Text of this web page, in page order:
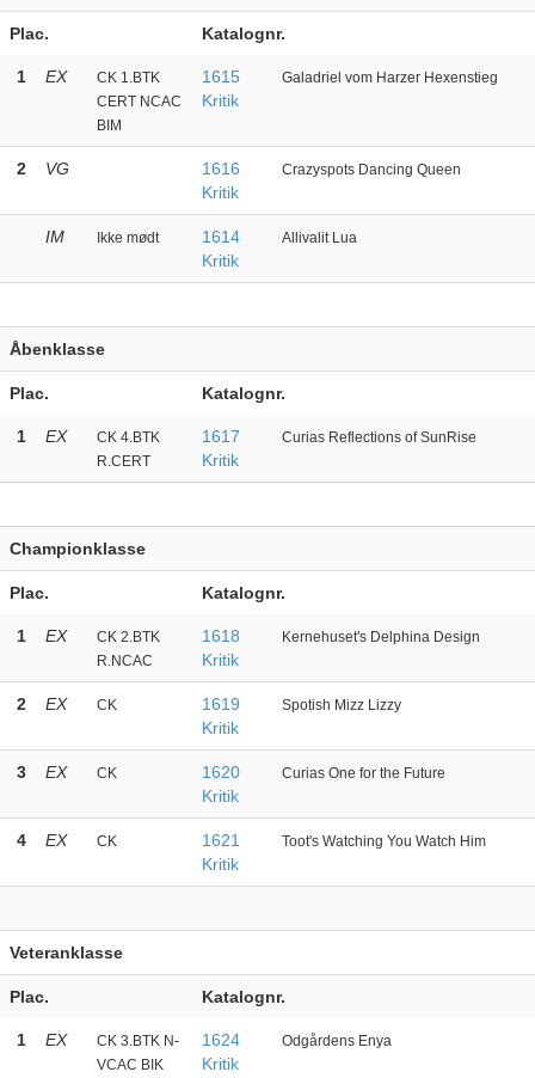
Plac. Katalognr.
1 EX
CK 1.BTK
CERT NCAC
BIM
1615
Kritik
Galadriel vom Harzer Hexenstieg
2 VG
1616
Kritik
Crazyspots Dancing Queen
IM Ikke mødt
1614
Kritik
Allivalit Lua
Åbenklasse
Plac. Katalognr.
1 EX
CK 4.BTK
R.CERT
1617
Kritik
Curias Reflections of SunRise
Championklasse
Plac. Katalognr.
1 EX
CK 2.BTK
R.NCAC
1618
Kritik
Kernehuset's Delphina Design
2 EX CK
1619
Kritik
Spotish Mizz Lizzy
3 EX CK
1620
Kritik
Curias One for the Future
4 EX CK
1621
Kritik
Toot's Watching You Watch Him
Veteranklasse
Plac. Katalognr.
1 EX
CK 3.BTK N-
VCAC BIK
1624
Kritik
Odgårdens Enya